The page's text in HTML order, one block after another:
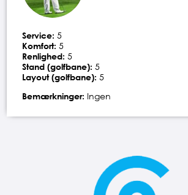
Service: 5
Komfort: 5
Renlighed: 5
Stand (golfbane): 5
Layout (golfbane): 5
Bemærkninger: Ingen